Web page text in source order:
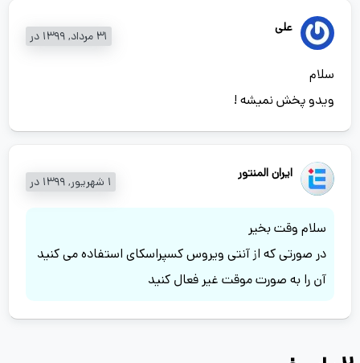
علی
31 مرداد, 1399 در
سلام
ویدو پخش نمیشه !
ایران المنتور
1 شهریور, 1399 در
سلام وقت بخیر
در صورتی که از آنتی ویروس کسپراسکای استفاده می کنید
آن را به صورت موقت غیر فعال کنید